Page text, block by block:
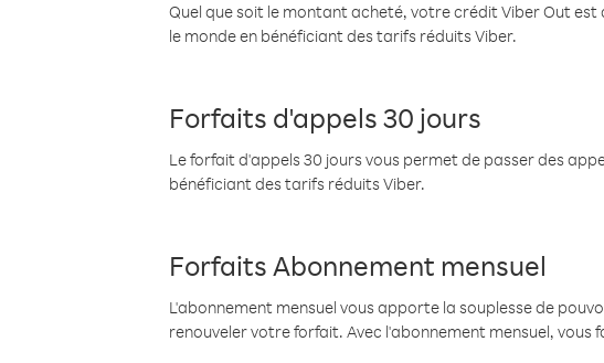
Quel que soit le montant acheté, votre crédit Viber Out
le monde en bénéficiant des tarifs réduits Viber.
Forfaits d'appels 30 jours
Le forfait d'appels 30 jours vous permet de passer des
bénéficiant des tarifs réduits Viber.
Forfaits Abonnement mensuel
L'abonnement mensuel vous apporte la souplesse de
renouveler votre forfait. Avec l'abonnement mensuel, vous